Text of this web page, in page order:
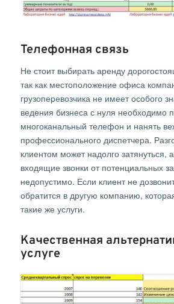
Телефонная связь
Не стоит выбирать аренду
так как местоположение офиса
грузоперевозчика не имеет особого
ведения бизнеса с нуля необходимо
многоканальный телефон и нанять
профессионального диспетчера.
клиентом может надолго затянуться,
входящие звонки от потенциальных
недопустимо. Если клиент не
обратится в другую компанию,
такие же услуги.
Качественная
услуге